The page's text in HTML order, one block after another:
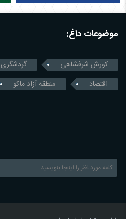
موضوعات داغ:
کورش شرفشاهی گردشگری
اقتصاد
منطقه آزاد ماکو